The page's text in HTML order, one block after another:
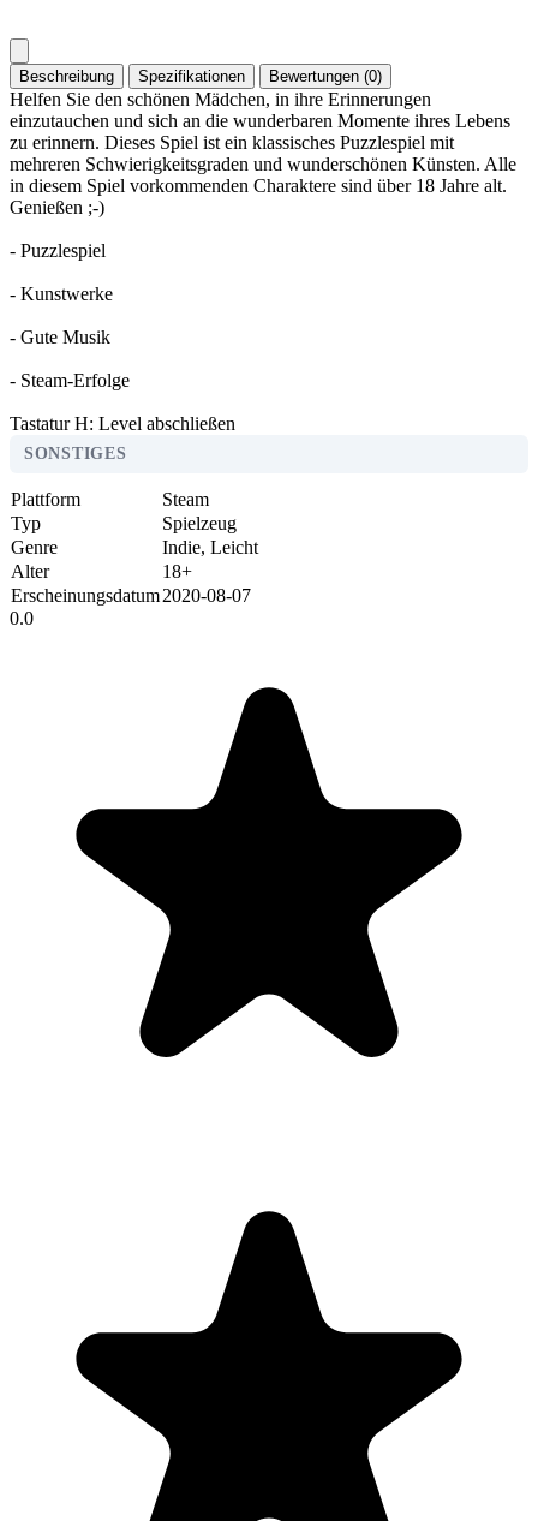
Beschreibung Spezifikationen Bewertungen (0)
Helfen Sie den schönen Mädchen, in ihre Erinnerungen
einzutauchen und sich an die wunderbaren Momente ihres Lebens
zu erinnern. Dieses Spiel ist ein klassisches Puzzlespiel mit
mehreren Schwierigkeitsgraden und wunderschönen Künsten. Alle
in diesem Spiel vorkommenden Charaktere sind über 18 Jahre alt.
Genießen ;-)
- Puzzlespiel
- Kunstwerke
- Gute Musik
- Steam-Erfolge
Tastatur H: Level abschließen
SONSTIGES
Plattform
Steam
Typ
Spielzeug
Genre
Indie, Leicht
Alter
18+
Erscheinungsdatum2020-08-07
0.0